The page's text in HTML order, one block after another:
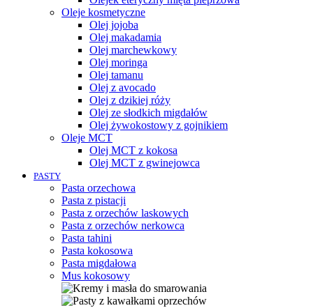
Oleje kosmetyczne
Olej jojoba
Olej makadamia
Olej marchewkowy
Olej moringa
Olej tamanu
Olej z avocado
Olej z dzikiej róży
Olej ze słodkich migdałów
Olej żywokostowy z gojnikiem
Oleje MCT
Olej MCT z kokosa
Olej MCT z gwinejowca
PASTY
Pasta orzechowa
Pasta z pistacji
Pasta z orzechów laskowych
Pasta z orzechów nerkowca
Pasta tahini
Pasta kokosowa
Pasta migdałowa
Mus kokosowy